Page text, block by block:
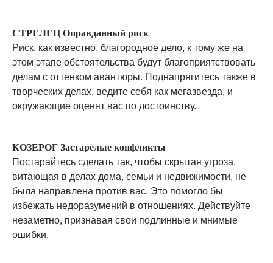
СТРЕЛЕЦ Оправданный риск
Риск, как известно, благородное дело, к тому же на
этом этапе обстоятельства будут благоприятствовать
делам с оттенком авантюры. Поднапрягитесь также в
творческих делах, ведите себя как мегазвезда, и
окружающие оценят вас по достоинству.
КОЗЕРОГ Застарелые конфликты
Постарайтесь сделать так, чтобы скрытая угроза,
витающая в делах дома, семьи и недвижимости, не
была направлена против вас. Это помогло бы
избежать недоразумений в отношениях. Действуйте
незаметно, признавая свои подлинные и мнимые
ошибки.